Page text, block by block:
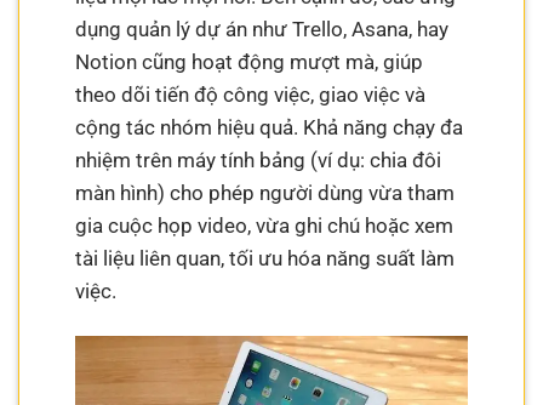
dụng quản lý dự án như Trello, Asana, hay
Notion cũng hoạt động mượt mà, giúp
theo dõi tiến độ công việc, giao việc và
cộng tác nhóm hiệu quả. Khả năng chạy đa
nhiệm trên máy tính bảng (ví dụ: chia đôi
màn hình) cho phép người dùng vừa tham
gia cuộc họp video, vừa ghi chú hoặc xem
tài liệu liên quan, tối ưu hóa năng suất làm
việc.